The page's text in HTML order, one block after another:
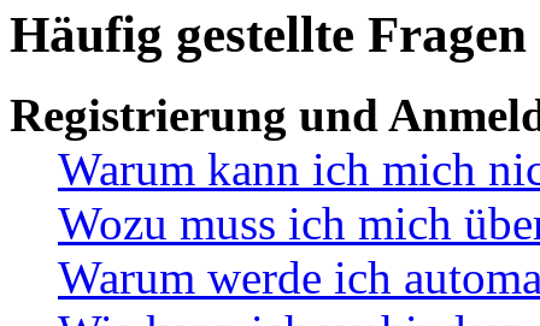
Häufig gestellte Fragen
Registrierung und
Warum kann ich mich
Wozu muss ich mich
Warum werde ich